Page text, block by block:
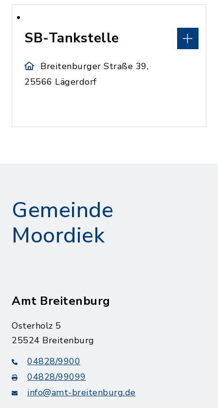
SB-Tankstelle
Breitenburger Straße 39,
25566 Lägerdorf
Gemeinde
Moordiek
Amt Breitenburg
Osterholz 5
25524 Breitenburg
04828/9900
04828/99099
info@amt-breitenburg.de